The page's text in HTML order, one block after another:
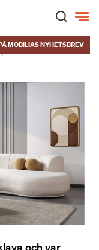
MOBILIAS NYHETSBREV
in
och var